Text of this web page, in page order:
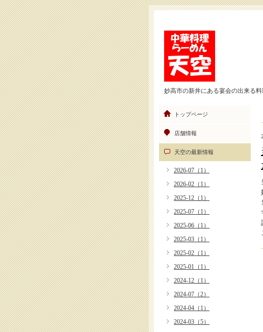
妙高市の新井にある宴会の出来る
トップページ
店舗情報
天空の最新情報
2026-07（1）
2026-02（1）
2025-12（1）
2025-07（1）
2025-06（1）
2025-03（1）
2025-02（1）
2025-01（1）
2024-12（1）
2024-07（2）
2024-04（1）
2024-03（5）